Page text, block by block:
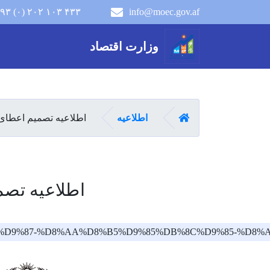
وزارت اقتصاد
info@moec.gov.af +۹۳ (۰) ۲۰۲ ۱۰۳
navigation menu
صفحه اصلیاطلاعیه اطلاعیه تصمیم
اطلاعیه
%D8%AA%D8%B5%D9%85%DB%8C%D9%85-